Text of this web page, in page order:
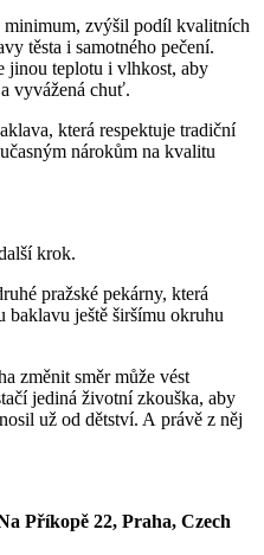
minimum, zvýšil podíl kvalitních
těsta i samotného pečení.
jinou teplotu i vlhkost, aby
vyvážená chuť.
která respektuje tradiční
nárokům na kvalitu
krok.
pražské pekárny, která
baklavu ještě širšímu okruhu
změnit směr může vést
jediná životní zkouška, aby
už od dětství. A právě z něj
Příkopě 22, Praha, Czech